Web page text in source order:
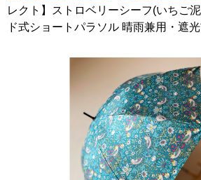
レクト】ストロベリーシーフ(いちご
ド式ショートパラソル 晴雨兼用・遮